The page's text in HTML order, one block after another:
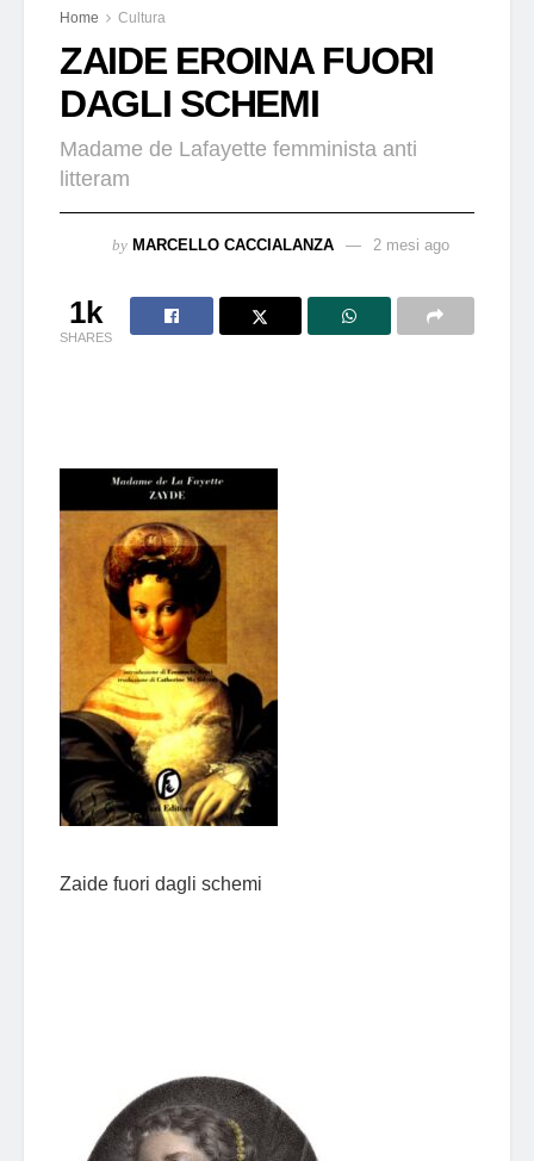
Home Cultura
ZAIDE EROINA FUORI
DAGLI SCHEMI
Madame de Lafayette femminista anti
litteram
by MARCELLO CACCIALANZA 2 mesi ago
1k
SHARES
Zaide fuori dagli schemi